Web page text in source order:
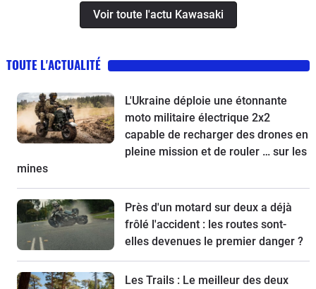
Voir toute l'actu Kawasaki
TOUTE L'ACTUALITÉ
L'Ukraine déploie une étonnante
moto militaire électrique 2x2
capable de recharger des drones en
pleine mission et de rouler … sur les
mines
Près d'un motard sur deux a déjà
frôlé l'accident : les routes sont-
elles devenues le premier danger ?
Les Trails : Le meilleur des deux